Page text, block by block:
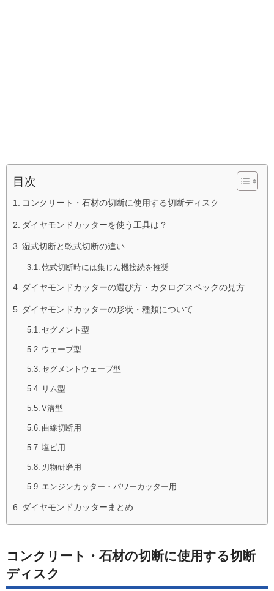
目次
コンクリート・石材の切断に使用する切断ディスク
ダイヤモンドカッターを使う工具は？
湿式切断と乾式切断の違い
乾式切断時には集じん機接続を推奨
ダイヤモンドカッターの選び方・カタログスペックの見方
ダイヤモンドカッターの形状・種類について
セグメント型
ウェーブ型
セグメントウェーブ型
リム型
V溝型
曲線切断用
塩ビ用
刃物研磨用
エンジンカッター・パワーカッター用
ダイヤモンドカッターまとめ
コンクリート・石材の切断に使用する切断
ディスク